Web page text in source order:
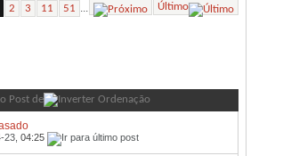
2 3 11 51 ... Último
Post de
23,04:25